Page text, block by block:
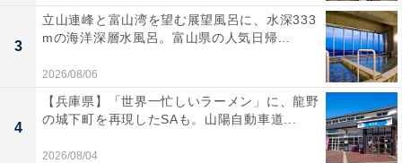
3
立山連峰と富山湾を望む展望風呂に、水深333
mの海洋深層水風呂。富山県の人気日帰...
2026/08/06
4
【兵庫県】「世界一忙しいラーメン」に、龍野
の城下町を再現したSAも。山陽自動車道...
2026/08/04